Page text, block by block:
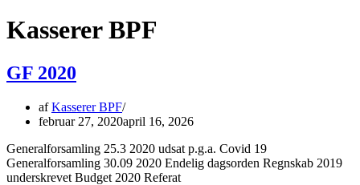
Kasserer BPF
GF 2020
afKasserer BPF
februar 27, 2020april 16, 2026
Generalforsamling 25.3 2020 udsat p.g.a. Covid 19
Generalforsamling 30.09 2020 Endelig dagsorden Regnskab 2019
underskrevet Budget 2020 Referat